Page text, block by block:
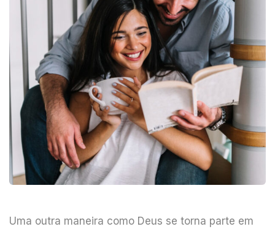
Uma outra maneira como Deus se torna parte em